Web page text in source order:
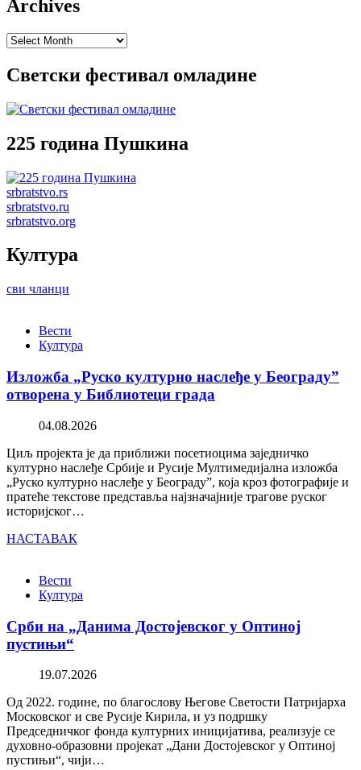
Archives
Archives
Светски фестивал омладине
225 година Пушкина
srbratstvo.rs
srbratstvo.ru
srbratstvo.org
Култура
сви чланци
Вести
Култура
Изложба „Руско културно наслеђе у Београду”
отворена у Библиотеци града
04.08.2026
Циљ пројекта је да приближи посетиоцима заједничко
културно наслеђе Србије и Русије Мултимедијална изложба
„Руско културно наслеђе у Београду”, која кроз фотографије и
пратеће текстове представља најзначајније трагове руског
историјског…
НАСТАВАК
Вести
Култура
Срби на „Данима Достојевског у Оптиној
пустињи“
19.07.2026
Од 2022. године, по благослову Његове Светости Патријарха
Московског и све Русије Кирила, и уз подршку
Председничког фонда културних иницијатива, реализује се
духовно-образовни пројекат „Дани Достојевског у Оптиној
пустињи“, чији…